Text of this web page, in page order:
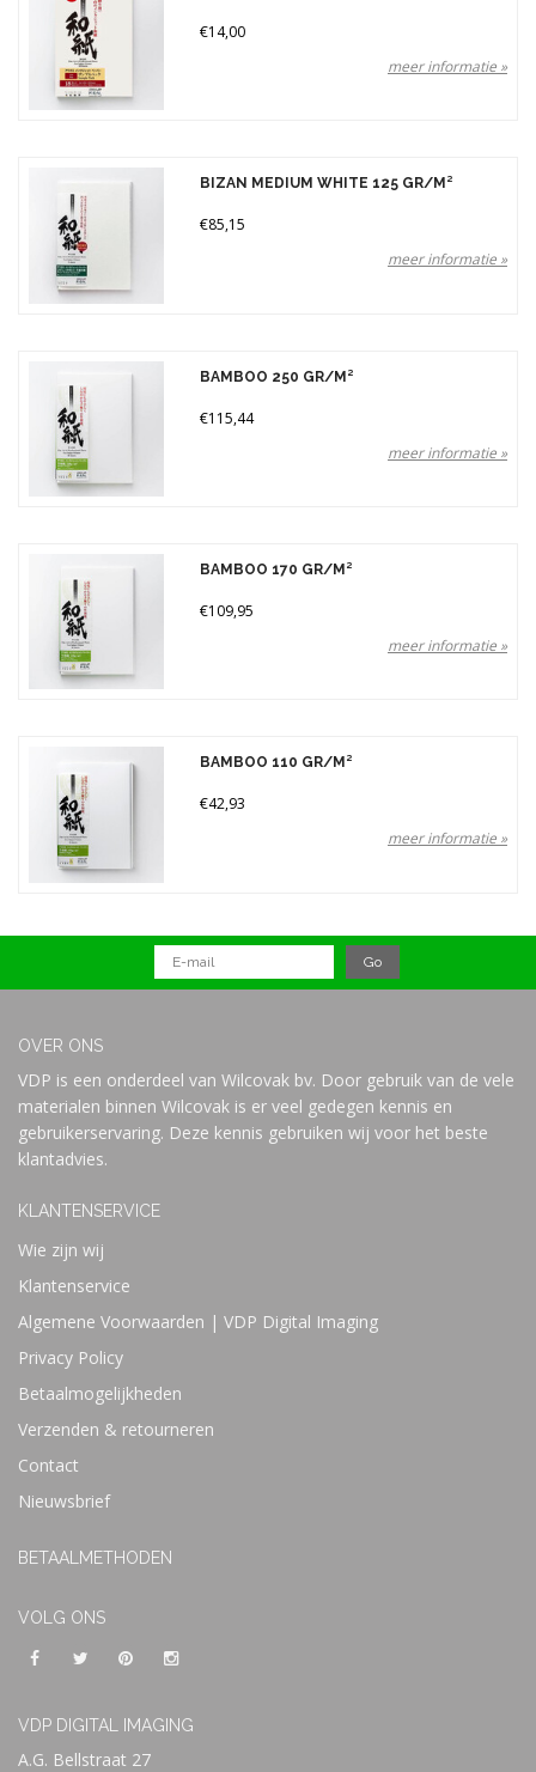
€14,00
meer informatie »
BIZAN MEDIUM WHITE 125 GR/M²
€85,15
meer informatie »
BAMBOO 250 GR/M²
€115,44
meer informatie »
BAMBOO 170 GR/M²
€109,95
meer informatie »
BAMBOO 110 GR/M²
€42,93
meer informatie »
OVER ONS
VDP is een onderdeel van Wilcovak bv. Door gebruik van de vele
materialen binnen Wilcovak is er veel gedegen kennis en
gebruikerservaring. Deze kennis gebruiken wij voor het beste
klantadvies.
KLANTENSERVICE
Wie zijn wij
Klantenservice
Algemene Voorwaarden | VDP Digital Imaging
Privacy Policy
Betaalmogelijkheden
Verzenden & retourneren
Contact
Nieuwsbrief
BETAALMETHODEN
VOLG ONS
VDP DIGITAL IMAGING
A.G. Bellstraat 27